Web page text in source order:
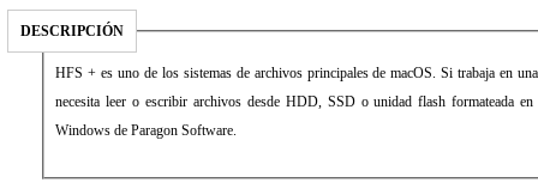
DESCRIPCIÓN
HFS + es uno de los sistemas de archivos principales de macOS. Si trabaja en
necesita leer o escribir archivos desde HDD, SSD o unidad flash formateada
Windows de Paragon Software.